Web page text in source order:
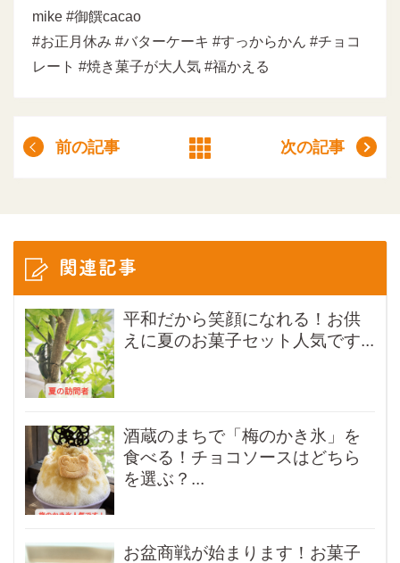
mike #御饌cacao
#お正月休み #バターケーキ #すっからかん #チョコ
レート #焼き菓子が大人気 #福かえる
前の記事 次の記事
関連記事
平和だから笑顔になれる！お供
えに夏のお菓子セット人気です...
酒蔵のまちで「梅のかき氷」を
食べる！チョコソースはどちら
を選ぶ？...
お盆商戦が始まります！お菓子